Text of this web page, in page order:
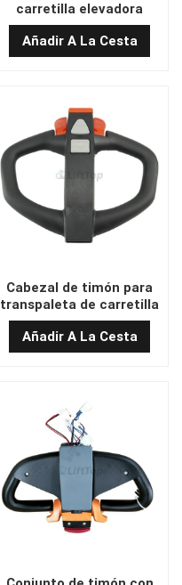
carretilla elevadora
eléctrica a precio de
fábrica C84663-00
Añadir A La Cesta
Cabezal de timón para
transpaleta de carretilla
elevadora de buena
calidad T400C-9
Añadir A La Cesta